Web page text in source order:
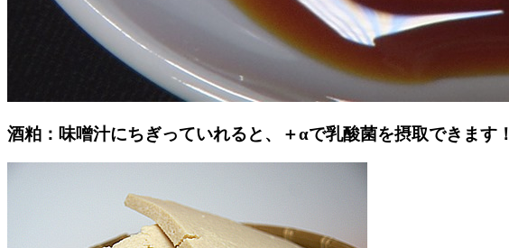
酒粕：味噌汁にちぎっていれると、＋αで乳酸菌を摂取できます！